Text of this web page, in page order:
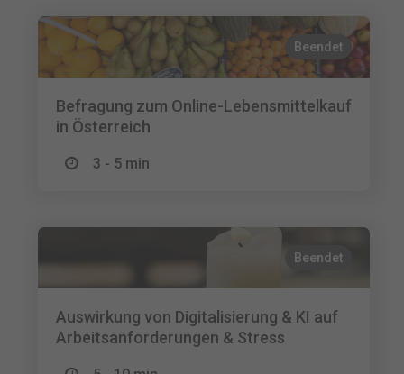
Beendet
Befragung zum Online-Lebensmittelkauf
in Österreich
3 - 5 min
Beendet
Auswirkung von Digitalisierung & KI auf
Arbeitsanforderungen & Stress